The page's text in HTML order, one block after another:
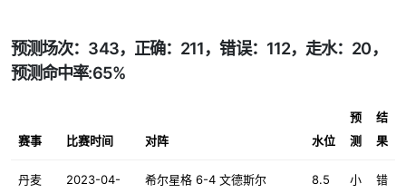
预测场次：343，正确：211，错误：112，走水：20，
预测命中率:65%
赛事 比赛时间 对阵 水位
预
测
结
果
丹麦
2023-04-
希尔星格 6-4 文德斯尔 8.5 小
错